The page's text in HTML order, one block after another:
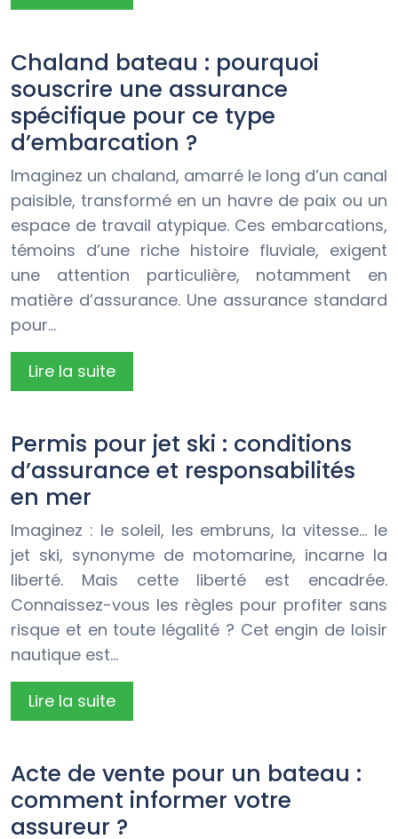
Chaland bateau : pourquoi
souscrire une assurance
spécifique pour ce type
d’embarcation ?
Imaginez un chaland, amarré le long d’un canal
paisible, transformé en un havre de paix ou un
espace de travail atypique. Ces embarcations,
témoins d’une riche histoire fluviale, exigent
une attention particulière, notamment en
matière d’assurance. Une assurance standard
pour…
Lire la suite
Permis pour jet ski : conditions
d’assurance et responsabilités
en mer
Imaginez : le soleil, les embruns, la vitesse… le
jet ski, synonyme de motomarine, incarne la
liberté. Mais cette liberté est encadrée.
Connaissez-vous les règles pour profiter sans
risque et en toute légalité ? Cet engin de loisir
nautique est…
Lire la suite
Acte de vente pour un bateau :
comment informer votre
assureur ?